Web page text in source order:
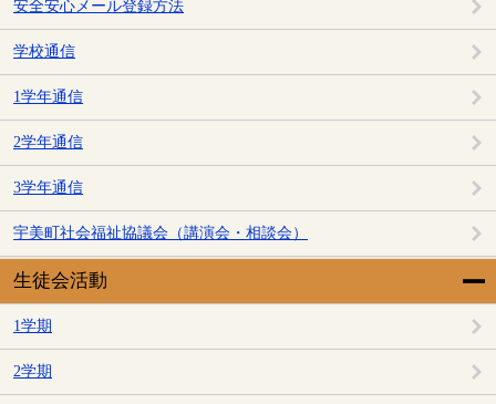
安全安心メール登録方法
学校通信
1学年通信
2学年通信
3学年通信
宇美町社会福祉協議会（講演会・相談会）
生徒会活動
1学期
2学期